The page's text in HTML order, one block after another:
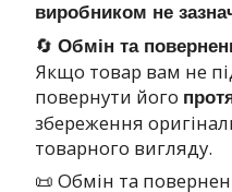
виробником не
🔄 Обмін та
Якщо товар вам не
повернути його
збереження
товарного вигляду.
📜 Обмін та